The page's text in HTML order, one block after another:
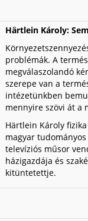
Härtlein Károly:
problémák. A
megválaszolandó
szerepe van a
intézetünkben
mennyire szövi át a
Härtlein Károly
magyar
televíziós műsor
házigazdája és
kitüntetettje.